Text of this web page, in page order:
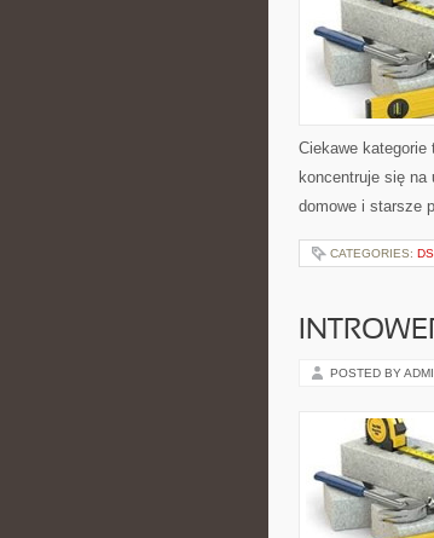
Ciekawe kategorie
koncentruje się
domowe i starsze
CATEGORIES:
POSTED BY